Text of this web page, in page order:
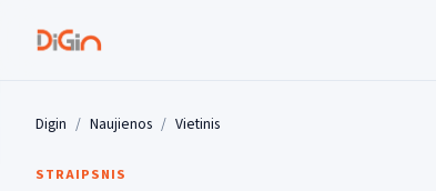
Digin Naujienos Vietinis
STRAIPSNIS